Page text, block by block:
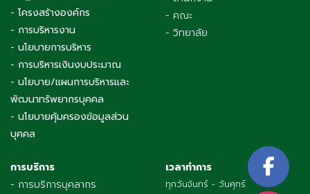
- โครงสร้างองค์กร
- การบริหารงาน
- นโยบายการบริหาร
- การบริหารเงินงบประมาณ
- นโยบาย/แผนการบริหารและ
พัฒนาทรัพยากรบุคคล
- นโยบายคุ้มครองข้อมูลส่วน
บุคคล
- คณะ
- วิทยาลัย
การบริการ
- การบริการบุคลากร
เวลาทำการ
ทุกวันจันทร์ - วันศุกร์